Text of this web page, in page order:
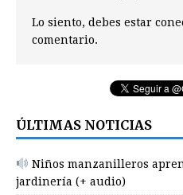
Lo siento, debes estar
comentario.
ÚLTIMAS NOTICIAS
Niños manzanilleros
jardinería (+ audio)